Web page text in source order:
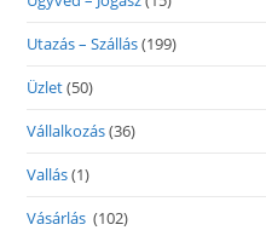
Utazás – Szállás(199)
Üzlet(50)
Vállalkozás(36)
Vallás(1)
Vásárlás (102)